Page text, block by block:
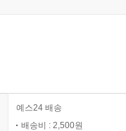
예스24 배송
배송비 : 2,500원